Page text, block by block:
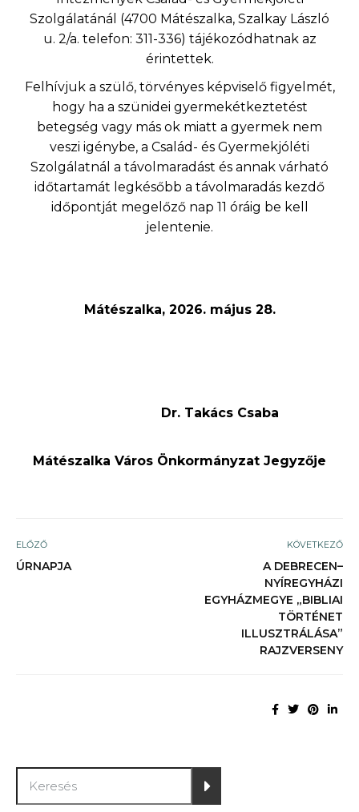
Szolgálatánál (4700 Mátészalka, Szalkay László
u. 2/a. telefon: 311-336) tájékozódhatnak az
érintettek.
Felhívjuk a szülő, törvényes képviselő figyelmét,
hogy ha a szünidei gyermekétkeztetést
betegség vagy más ok miatt a gyermek nem
veszi igénybe, a Család- és Gyermekjóléti
Szolgálatnál a távolmaradást és annak várható
időtartamát legkésőbb a távolmaradás kezdő
időpontját megelőző nap 11 óráig be kell
jelentenie.
Mátészalka, 2026.május 28.
Dr. Takács Csaba
Mátészalka Város Önkormányzat Jegyzője
ELŐZŐ
ÚRNAPJA
KÖVETKEZŐ
A DEBRECEN–
NYÍREGYHÁZI
EGYHÁZMEGYE „BIBLIAI
TÖRTÉNET
ILLUSZTRÁLÁSA”
RAJZVERSENY